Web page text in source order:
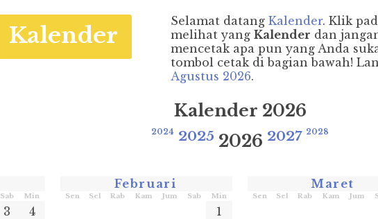
Kalender
Selamat datang Kalender. Klik
melihat yang Kalender dan
mencetak apa pun yang Anda
tombol cetak di bagian bawah!
Agustus 2026.
Kalender 2026
2024 2025 2026 2027 2028
Sab Min
3
4
Februari
Sen Sel Rab Kam Jum Sab Min
1
Maret
Sen Sel Rab Kam Jum